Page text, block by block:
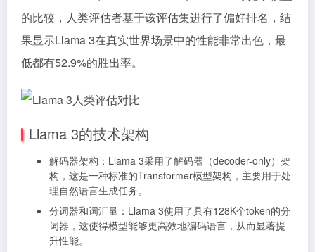
的比较，人类评估者基于该评估集进行了偏好排名，结
果显示Llama 3在真实世界场景中的性能非常出色，最
低都有52.9%的胜出率。
Llama 3的技术架构
解码器架构：Llama 3采用了解码器（decoder-only）架
构，这是一种标准的Transformer模型架构，主要用于处
理自然语言生成任务。
分词器和词汇量：Llama 3使用了具有128K个token的分
词器，这使得模型能够更高效地编码语言，从而显著提
升性能。